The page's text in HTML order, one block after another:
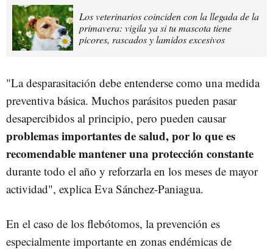
Los veterinarios coinciden con la llegada de la
primavera: vigila ya si tu mascota tiene
picores, rascados y lamidos excesivos
"La desparasitación debe entenderse como una medida
preventiva básica. Muchos parásitos pueden pasar
desapercibidos al principio, pero pueden causar
problemas importantes de salud, por lo que es
recomendable mantener una protección constante
durante todo el año y reforzarla en los meses de mayor
actividad", explica Eva Sánchez-Paniagua.
En el caso de los flebótomos, la prevención es
especialmente importante en zonas endémicas de